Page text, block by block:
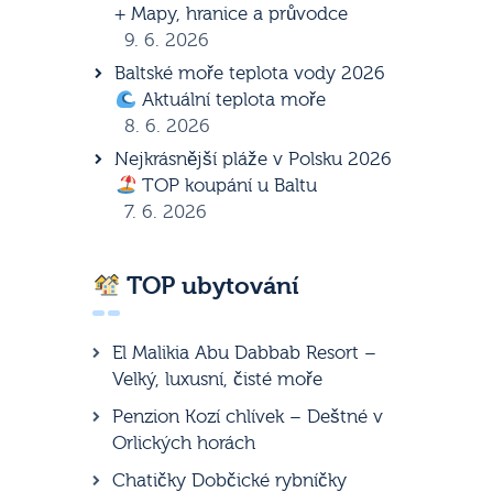
+ Mapy, hranice a průvodce
9. 6. 2026
Baltské moře teplota vody 2026
Aktuální teplota moře
8. 6. 2026
Nejkrásnější pláže v Polsku 2026
TOP koupání u Baltu
7. 6. 2026
TOP ubytování
El Malikia Abu Dabbab Resort –
Velký, luxusní, čisté moře
Penzion Kozí chlívek – Deštné v
Orlických horách
Chatičky Dobčické rybníčky